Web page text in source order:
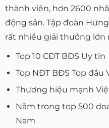
thành viên, hơn 2600
động sản. Tập đoàn
rất nhiều giải thưởng lớn
Top 10 CĐT BĐS Uy tín
Top NĐT BĐS Top đầu
Thương hiệu mạnh
Nằm trong top 500
Nam